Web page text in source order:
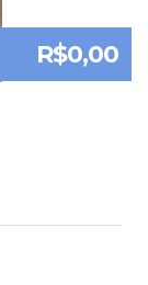
R$0,00